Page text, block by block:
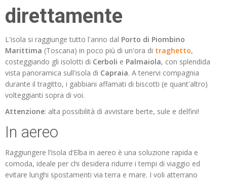
direttamente
L'isola si raggiunge tutto l'anno dal Porto di Piombino
Marittima (Toscana) in poco più di un'ora di traghetto,
costeggiando gli isolotti di Cerboli e Palmaiola, con splendida
vista panoramica sull'isola di Capraia. A tenervi compagnia
durante il tragitto, i gabbiani affamati di biscotti (e quant'altro)
volteggianti sopra di voi.
Attenzione: alta possibilità di avvistare berte, sule e delfini!
In aereo
Raggiungere l’Isola d’Elba in aereo è una soluzione rapida e
comoda, ideale per chi desidera ridurre i tempi di viaggio ed
evitare lunghi spostamenti via terra e mare. I voli atterrano